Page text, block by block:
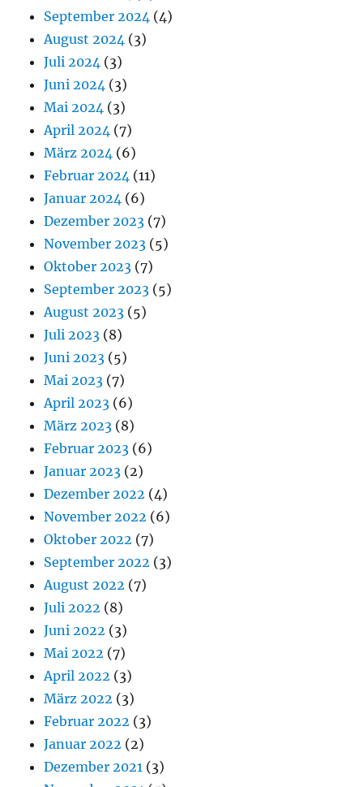
September 2024 (4)
August 2024 (3)
Juli 2024 (3)
Juni 2024 (3)
Mai 2024 (3)
April 2024 (7)
März 2024 (6)
Februar 2024 (11)
Januar 2024 (6)
Dezember 2023 (7)
November 2023 (5)
Oktober 2023 (7)
September 2023 (5)
August 2023 (5)
Juli 2023 (8)
Juni 2023 (5)
Mai 2023 (7)
April 2023 (6)
März 2023 (8)
Februar 2023 (6)
Januar 2023 (2)
Dezember 2022 (4)
November 2022 (6)
Oktober 2022 (7)
September 2022 (3)
August 2022 (7)
Juli 2022 (8)
Juni 2022 (3)
Mai 2022 (7)
April 2022 (3)
März 2022 (3)
Februar 2022 (3)
Januar 2022 (2)
Dezember 2021 (3)